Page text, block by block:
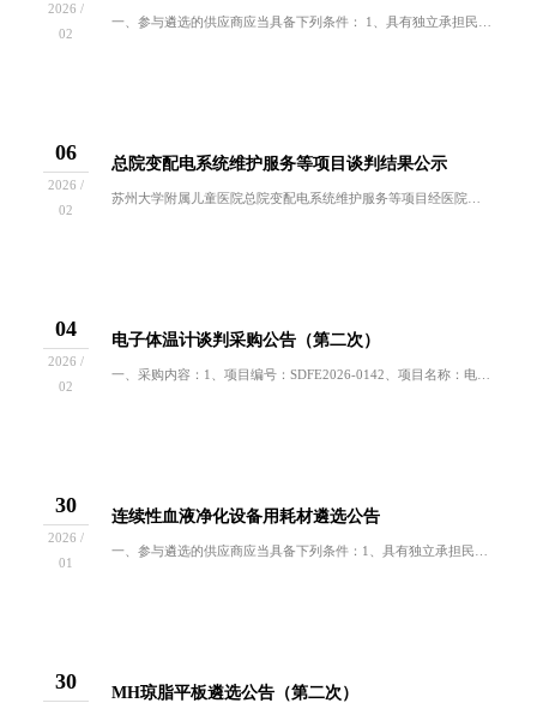
2026 /
02
一、参与遴选的供应商应当具备下列条件： 1、具有独立承担民事责任的能力； 2、具有良好的商业信誉和健全的财务会计制度； 3、具有履行合同所必...
06
2026 /
02
总院变配电系统维护服务等项目谈判结果公示
苏州大学附属儿童医院总院变配电系统维护服务等项目经医院按规定程序进行谈判，现就本次谈判结果公布如下：项目名称成交单位总院变配电系统维护服务苏...
04
2026 /
02
电子体温计谈判采购公告（第二次）
一、采购内容：1、项目编号：SDFE2026-0142、项目名称：电子体温计3、需求科室：护理部4、需求数量：90个5、项目说明：用于测量患...
30
2026 /
01
连续性血液净化设备用耗材遴选公告
一、参与遴选的供应商应当具备下列条件：1、具有独立承担民事责任的能力；2、具有良好的商业信誉和健全的财务会计制度；3、具有履行合同所必需的设...
30 MH琼脂平板遴选公告（第二次）